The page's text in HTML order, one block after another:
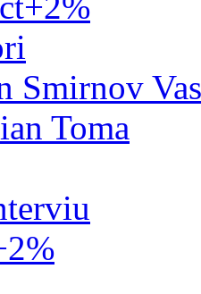
Smirnov
Toma